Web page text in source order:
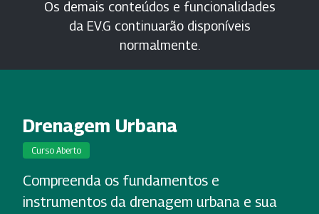
Os demais conteúdos e funcionalidades
da EV.G continuarão disponíveis
normalmente.
Drenagem Urbana
Curso Aberto
Compreenda os fundamentos e
instrumentos da drenagem urbana e sua